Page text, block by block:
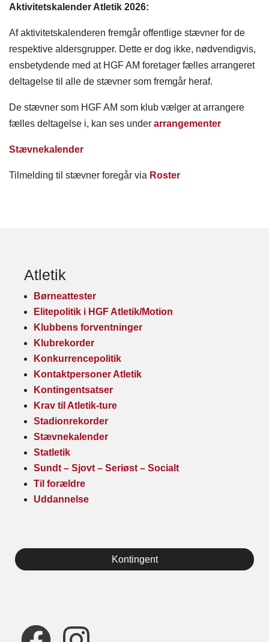
Aktivitetskalender Atletik 2026:
Af aktivitetskalenderen fremgår offentlige stævner for de
respektive aldersgrupper. Dette er dog ikke, nødvendigvis,
ensbetydende med at HGF AM foretager fælles arrangeret
deltagelse til alle de stævner som fremgår heraf.
De stævner som HGF AM som klub vælger at arrangere
fælles deltagelse i, kan ses under arrangementer
Stævnekalender
Tilmelding til stævner foregår via Roster
Atletik
Børneattester
Elitepolitik i HGF Atletik/Motion
Klubbens forventninger
Klubrekorder
Konkurrencepolitik
Kontaktpersoner Atletik
Kontingentsatser
Krav til Atletik-ture
Stadionrekorder
Stævnekalender
Statletik
Sundt – Sjovt – Seriøst – Socialt
Til forældre
Uddannelse
Kontingent